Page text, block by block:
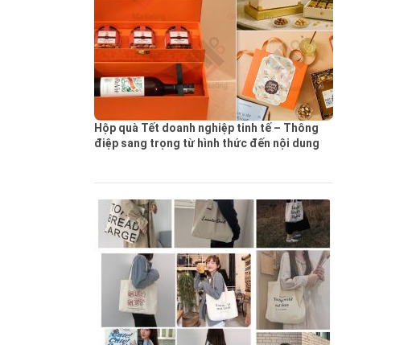
Hộp quà Tết doanh nghiệp tinh tế – Thông
điệp sang trọng từ hình thức đến nội dung